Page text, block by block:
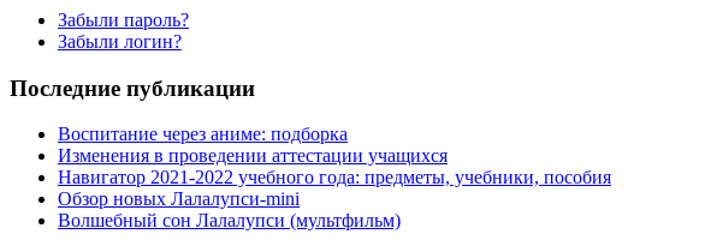
Забыли пароль?
Забыли логин?
Последние публикации
Воспитание через аниме: подборка
Изменения в проведении аттестации учащихся
Навигатор 2021-2022 учебного года: предметы, учебники, пособия
Обзор новых Лалалупси-mini
Волшебный сон Лалалупси (мультфильм)